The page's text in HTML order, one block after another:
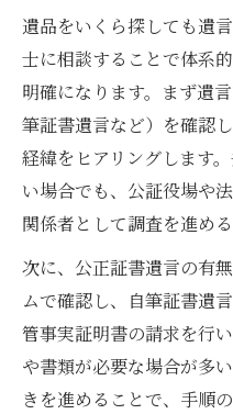
遺品をいくら探しても遺
士に相談することで体系
明確になります。まず遺
筆証書遺言など）を確認
経緯をヒアリングします
い場合でも、公証役場や
関係者として調査を進める
次に、公正証書遺言の有
ムで確認し、自筆証書遺
管事実証明書の請求を行
や書類が必要な場合が多
きを進めることで、手順